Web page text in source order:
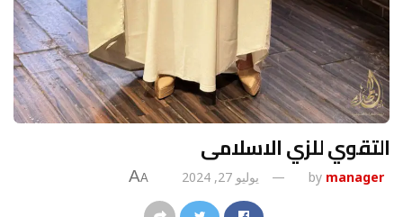
التقوي للزي الاسلامى
by manager يوليو 27, 2024 A
A